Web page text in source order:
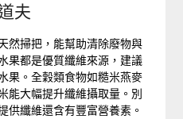
夫
然掃把，能幫助清除廢物與
果都是優質纖維來源，建議
果。全穀類食物如糙米燕麥
能大幅提升纖維攝取量。別
供纖維還含有豐富營養素。